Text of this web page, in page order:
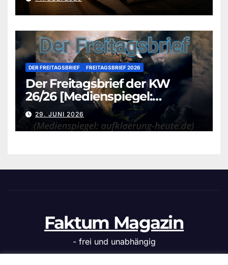
DER FREITAGSBRIEF FREITAGSBRIEF 2026
Der Freitagsbrief der KW
26/26 [Medienspiegel:
aufklaerung-heute.de]
29. JUNI 2026
Faktum Magazin
- frei und unabhängig